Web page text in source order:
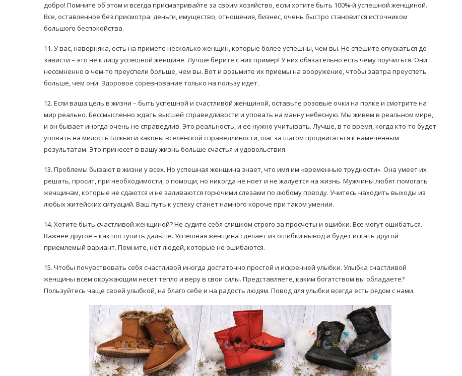
добро! Помните об этом и всегда присматривайте за своим хозяйство, если хотите быть 100%-й успешной женщиной.
Все, оставленное без присмотра: деньги, имущество, отношения, бизнес, очень быстро становится источником
большого беспокойства.
11. У вас, наверняка, есть на примете несколько женщин, которые более успешны, чем вы. Не спешите опускаться до
зависти – это не к лицу успешной женщине. Лучше берите с них пример! У них обязательно есть чему поучиться. Они
несомненно в чем-то преуспели больше, чем вы. Вот и возьмите их приемы на вооружение, чтобы завтра преуспеть
больше, чем они. Здоровое соревнование только на пользу идет.
12. Если ваша цель в жизни – быть успешной и счастливой женщиной, оставьте розовые очки на полке и смотрите на
мир реально. Бессмысленно ждать высшей справедливости и уповать на манну небесную. Мы живем в реальном мире,
и он бывает иногда очень не справедлив. Это реальность, и ее нужно учитывать. Лучше, в то время, когда кто-то будет
уповать на милость Божью и законы вселенской справедливости, шаг за шагом продвигаться к намеченным
результатам. Это принесет в вашу жизнь больше счастья и удовольствия.
13. Проблемы бывают в жизни у всех. Но успешная женщина знает, что имя им «временные трудности». Она умеет их
решать, просит, при необходимости, о помощи, но никогда не ноет и не жалуется на жизнь. Мужчины любят помогать
женщинам, которые не сдаются и не заливаются горючими слезами по любому поводу. Учитесь находить выходы из
любых житейских ситуаций. Ваш путь к успеху станет намного короче при таком умении.
14. Хотите быть счастливой женщиной? Не судите себя слишком строго за просчеты и ошибки. Все могут ошибаться.
Важнее другое – как поступить дальше. Успешная женщина сделает из ошибки вывод и будет искать другой
приемлемый вариант. Помните, нет людей, которые не ошибаются.
15. Чтобы почувствовать себя счастливой иногда достаточно простой и искренней улыбки. Улыбка счастливой
женщины всем окружающим несет тепло и веру в свои силы. Представляете, каким богатством вы обладаете?
Пользуйтесь чаще своей улыбкой, на благо себе и на радость людям. Повод для улыбки всегда есть рядом с нами.